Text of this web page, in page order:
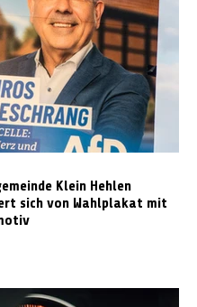
Klein Hehlen
sich von Wahlplakat mit